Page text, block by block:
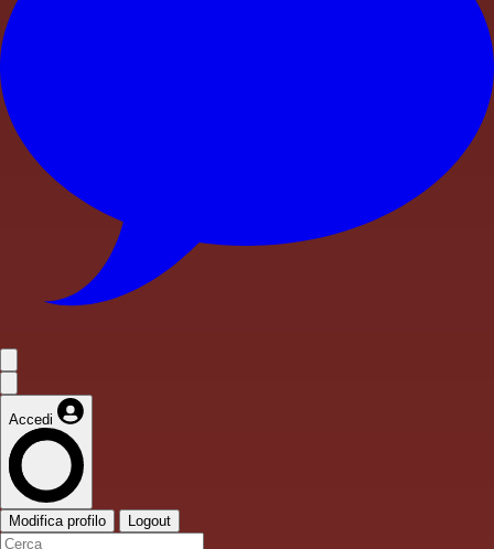
Accedi
Modifica profilo Logout